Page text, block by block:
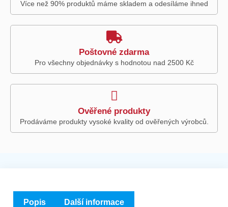
Více než 90% produktů máme skladem a odesíláme ihned
Poštovné zdarma
Pro všechny objednávky s hodnotou nad 2500 Kč
Ověřené produkty
Prodáváme produkty vysoké kvality od ověřených výrobců.
Popis Další informace